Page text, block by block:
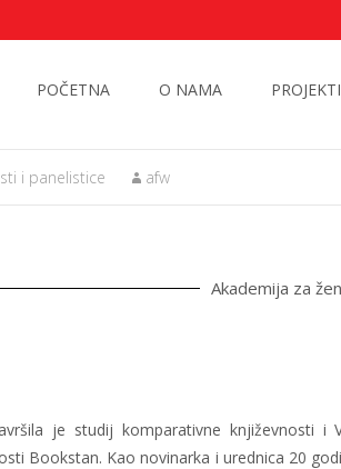
POČETNA O NAMA PROJEKTI
i panelistice afw
Akademija za
je studij komparativne književnosti
Bookstan. Kao novinarka i urednica 20